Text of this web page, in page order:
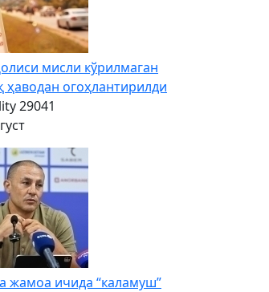
мисли кўрилмаган
ҳаводан огоҳлантирилди
29041
жамоа ичида “каламуш”